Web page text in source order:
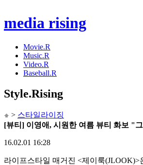
media rising
Movie.R
Music.R
Video.R
Baseball.R
Style.Rising
> 스타일라이징
[뷰티] 이영애, 시원한 여름 뷰티 화보 "
16.02.01 16:28
라이프스타일 매거진 <제이룩